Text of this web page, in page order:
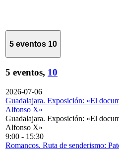
5 eventos 10
5 eventos, 10
2026-07-06
Guadalajara. Exposición: «El
Alfonso X»
Guadalajara. Exposición: «El
Alfonso X»
9:00 - 15:30
Romancos. Ruta de senderismo: